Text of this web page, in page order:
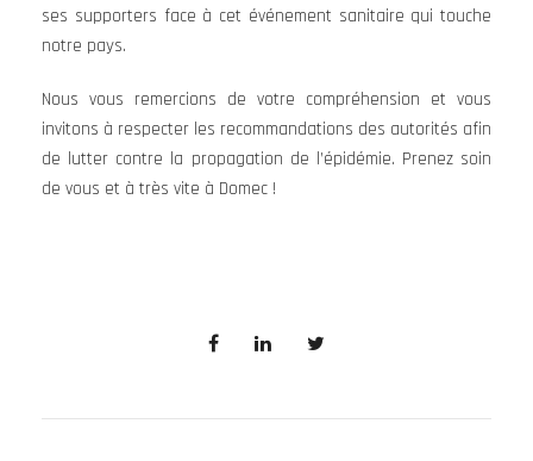
ses supporters face à cet événement sanitaire qui touche
notre pays.
Nous vous remercions de votre compréhension et vous
invitons à respecter les recommandations des autorités afin
de lutter contre la propagation de l’épidémie. Prenez soin
de vous et à très vite à Domec !